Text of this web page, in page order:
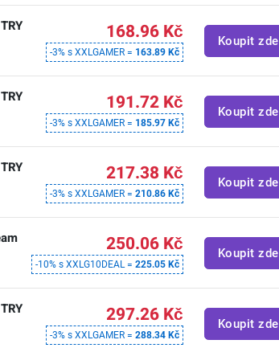
168.96 Kč
-3% s XXLGAMER = 163.89 Kč
Koupit zde
191.72 Kč
-3% s XXLGAMER = 185.97 Kč
Koupit zde
217.38 Kč
-3% s XXLGAMER = 210.86 Kč
Koupit zde
250.06 Kč
-10% s XXLG10DEAL = 225.05 Kč
Koupit zde
297.26 Kč
-3% s XXLGAMER = 288.34 Kč
Koupit zde